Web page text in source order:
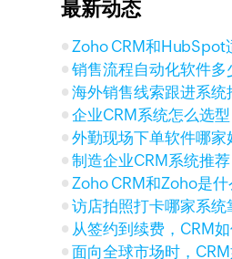
最新动态
Zoho CRM和HubSpot
销售流程自动化软件
海外销售线索跟进系统
企业CRM系统怎么选
外勤现场下单软件哪
制造企业CRM系统推
Zoho CRM和Zoho是
访店拍照打卡哪家系
从签约到续费，CRM
面向全球市场时，